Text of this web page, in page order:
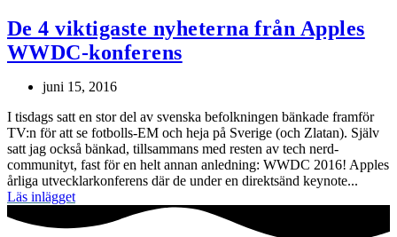
De 4 viktigaste nyheterna från Apples
WWDC-konferens
juni 15, 2016
I tisdags satt en stor del av svenska befolkningen bänkade framför
TV:n för att se fotbolls-EM och heja på Sverige (och Zlatan). Själv
satt jag också bänkad, tillsammans med resten av tech nerd-
communityt, fast för en helt annan anledning: WWDC 2016! Apples
årliga utvecklarkonferens där de under en direktsänd keynote...
Läs inlägget